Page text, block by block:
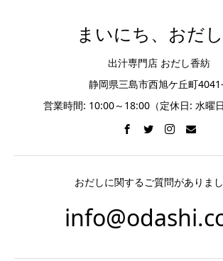
まいにち、おだし
出汁専門店 おだし香紡
静岡県三島市西旭ケ丘町
営業時間: 10:00～18:00（定休日: 水曜日
おだしに関するご質問がありま